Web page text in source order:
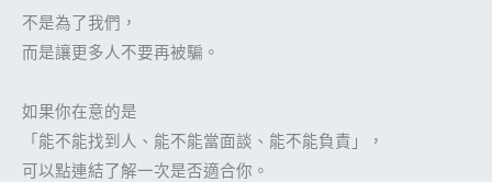
不是為了我們，
而是讓更多人不要再被騙。
如果你在意的是
「能不能找到人、能不能當面談、能不能負責」，
可以點連結了解一次是否適合你。